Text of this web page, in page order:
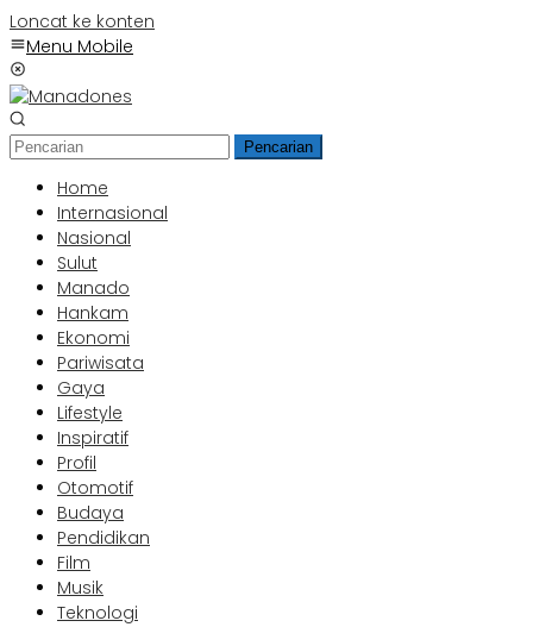
Loncat ke konten
Menu Mobile
Pencarian
Home
Internasional
Nasional
Sulut
Manado
Hankam
Ekonomi
Pariwisata
Gaya
Lifestyle
Inspiratif
Profil
Otomotif
Budaya
Pendidikan
Film
Musik
Teknologi